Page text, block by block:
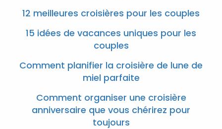
12 meilleures croisières pour les couples
15 idées de vacances uniques pour les
couples
Comment planifier la croisière de lune de
miel parfaite
Comment organiser une croisière
anniversaire que vous chérirez pour
toujours